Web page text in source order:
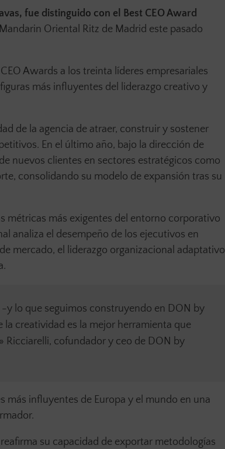
fue distinguido con el Best CEO Award
Oriental Ritz de Madrid este pasado
Awards a los treinta líderes empresariales
más influyentes del liderazgo creativo y
de la agencia de atraer, construir y sostener
En el último año, bajo la dirección de
nuevos clientes en sectores estratégicos como
consolidando su modelo de expansión tras su
métricas más exigentes del entorno corporativo
analiza el desempeño de los ejecutivos en
mercado, el liderazgo organizacional adaptativo
y lo que seguimos construyendo en DON by
creatividad es la mejor herramienta que
Ricciarelli, cofundador y ceo de DON by
más influyentes de Europa y el mundo en una
su capacidad de exportar metodologías